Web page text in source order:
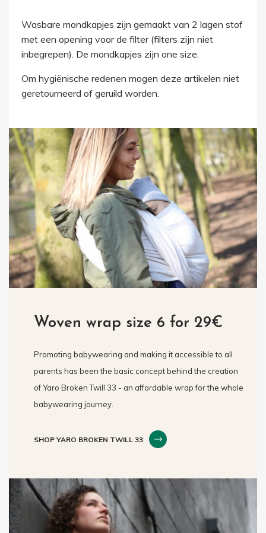
Wasbare mondkapjes zijn gemaakt van 2 lagen stof
met een opening voor de filter (filters zijn niet
inbegrepen). De mondkapjes zijn one size.
Om hygiënische redenen mogen deze artikelen niet
geretourneerd of geruild worden.
Woven wrap size 6 for 29€
Promoting babywearing and making it accessible to all
parents has been the basic concept behind the creation
of Yaro Broken Twill 33 - an affordable wrap for the whole
babywearing journey.
SHOP YARO BROKEN TWILL 33